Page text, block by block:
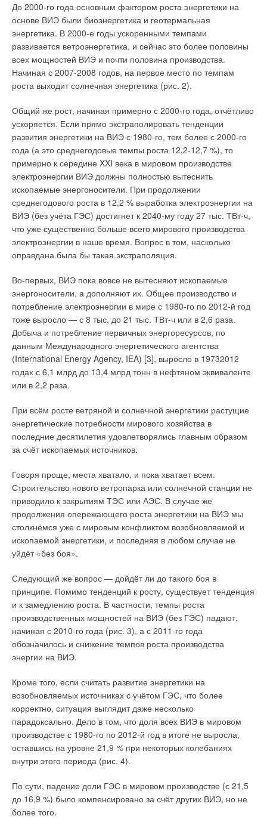
До 2000-го года основным фактором роста энергетики на
основе ВИЭ были биоэнергетика и геотермальная
энергетика. В 2000-е годы ускоренными темпами
развивается ветроэнергетика, и сейчас это более половины
всех мощностей ВИЭ и почти половина производства.
Начиная с 2007-2008 годов, на первое место по темпам
роста выходит солнечная энергетика (рис. 2).
Общий же рост, начиная примерно с 2000-го года, отчётливо
ускоряется. Если прямо экстраполировать тенденции
развития энергетики на ВИЭ с 1980-го, тем более с 2000-го
года (а это среднегодовые темпы роста 12,2-12,7 %), то
примерно к середине XXI века в мировом производстве
электроэнергии ВИЭ должны полностью вытеснить
ископаемые энергоносители. При продолжении
среднегодового роста в 12,2 % выработка электроэнергии на
ВИЭ (без учёта ГЭС) достигнет к 2040-му году 27 тыс. ТВт-ч,
что уже существенно больше всего мирового производства
электроэнергии в наше время. Вопрос в том, насколько
оправдана была бы такая экстраполяция.
Во-первых, ВИЭ пока вовсе не вытесняют ископаемые
энергоносители, а дополняют их. Общее производство и
потребление электроэнергии в мире с 1980-го по 2012-й год
тоже выросло — с 8 тыс. до 21 тыс. ТВт-ч или в 2,6 раза.
Добыча и потребление первичных энергоресурсов, по
данным Международного энергетического агентства
(International Energy Agency, IEA) [3], выросло в 19732012
годах с 6,1 млрд до 13,4 млрд тонн в нефтяном эквиваленте
или в 2,2 раза.
При всём росте ветряной и солнечной энергетики растущие
энергетические потребности мирового хозяйства в
последние десятилетия удовлетворялись главным образом
за счёт ископаемых источников.
Говоря проще, места хватало, и пока хватает всем.
Строительство нового ветропарка или солнечной станции не
приводило к закрытиям ТЭС или АЭС. В случае же
продолжения опережающего роста энергетики на ВИЭ мы
столкнёмся уже с мировым конфликтом возобновляемой и
ископаемой энергетики, и последняя в любом случае не
уйдёт «без боя».
Следующий же вопрос — дойдёт ли до такого боя в
принципе. Помимо тенденций к росту, существует тенденция
и к замедлению роста. В частности, темпы роста
производственных мощностей на ВИЭ (без ГЭС) падают,
начиная с 2010-го года (рис. 3), а с 2011-го года
обозначилось и снижение темпов роста производства
энергии на ВИЭ.
Кроме того, если считать развитие энергетики на
возобновляемых источниках с учётом ГЭС, что более
корректно, ситуация выглядит даже несколько
парадоксально. Дело в том, что доля всех ВИЭ в мировом
производстве с 1980-го по 2012-й год в итоге не выросла,
оставшись на уровне 21,9 % при некоторых колебаниях
внутри этого периода (рис. 4).
По сути, падение доли ГЭС в мировом производстве (с 21,5
до 16,9 %) было компенсировано за счёт других ВИЭ, но не
более того.
условий такой темп неординарен, и это заслуга в большей
степени Совета директоров. В середине марта мы вместе с
клиентами из России были на международной выставке в
Германии — ISH’2015, где нам предоставили очередной
транш в 24 миллиона евро для следующего этапа проекта. Я
крайне благо дарен немецким коллегам за глубокое
понимание важности для концерна рынка России и
максимальную практическую поддержку. Особенно ценно,
что деньги и усилия сегодня вкладываются не просто в
«отвёрточное» сборочное производство — новый
производственный комплекс будет включать в себя Центр
технологий с тестовым стендом глубиной 12 метров (это
даже глубже аналогичного сооружения в Германии).
Производство будет базироваться на 100-процентной
адаптации последних мировых технологий для России —
именно для этого создана такая серьёзная тестовая база.
Тестовый отдел будет открыт для всех наших партнёров и
клиентов, в частности, для представителей водоканалов.
Конечно же, предусмотрены и удобные учебные классы, и
большая сервисная зона, где будет производиться
высокопрофессиональный ремонт.
:: Вы упомянули сервисную зону. Давайте чуть
подробнее остановимся на этом вопросе. Как сейчас
осуществляется сервисное обслуживание?
Й.Д.: У нас сейчас уже более 150 автори- зированных
сервисных центров в России, и, как и в прошлом году, мы
стараемся основные усилия сфокусировать на качестве. Мы
проводим для них различные тренинги и презентации, а
также тщательно контролируем выполнение заявок на
сервисное обслуживание. Кроме того, в филиалах есть
сервисные инженеры, а это значит, что практически в каждом
уголке нашей страны клиенты компании, работающие с
оборудованием Wilo, могут получить своевременную
сервисную поддержку. Все заявки принимаются
централизованно по электронной почте или по телефону
горячей линии. Сразу с запуском завода у нас планируется
открытие сервисного центра для оборудования для BS, то
есть для сегмента «строительство». При этом в течение
следующих трёх лет мы будем постепенно оснащать его
оборудованием, и с 2019-го года сможем собственными
силами полностью ремонтировать практически любое
оборудование Wilo.
:: Йенс, скажите, изменился ли конкурентный климат в
насосном сегменте российского рынка в связи с
экономическими санкциями, введёнными в отношении
Й.Д.: Конечно, никто не счастлив от таких санкций — ни
русские клиенты, ни немецкие производители. Несмотря на
неблагоприятную политическую ситуацию, нам нужно
взаимодействовать с партнёрами и продолжать работать на
российском рынке. Мы живём здесь и производим в России
оборудование, в компании работает 250 сотрудников, после
открытия завода и выхода на производственные мощности